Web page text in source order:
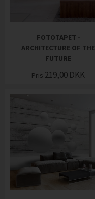
FOTOTAPET -
ARCHITECTURE OF THE
FUTURE
Pris 219,00 DKK